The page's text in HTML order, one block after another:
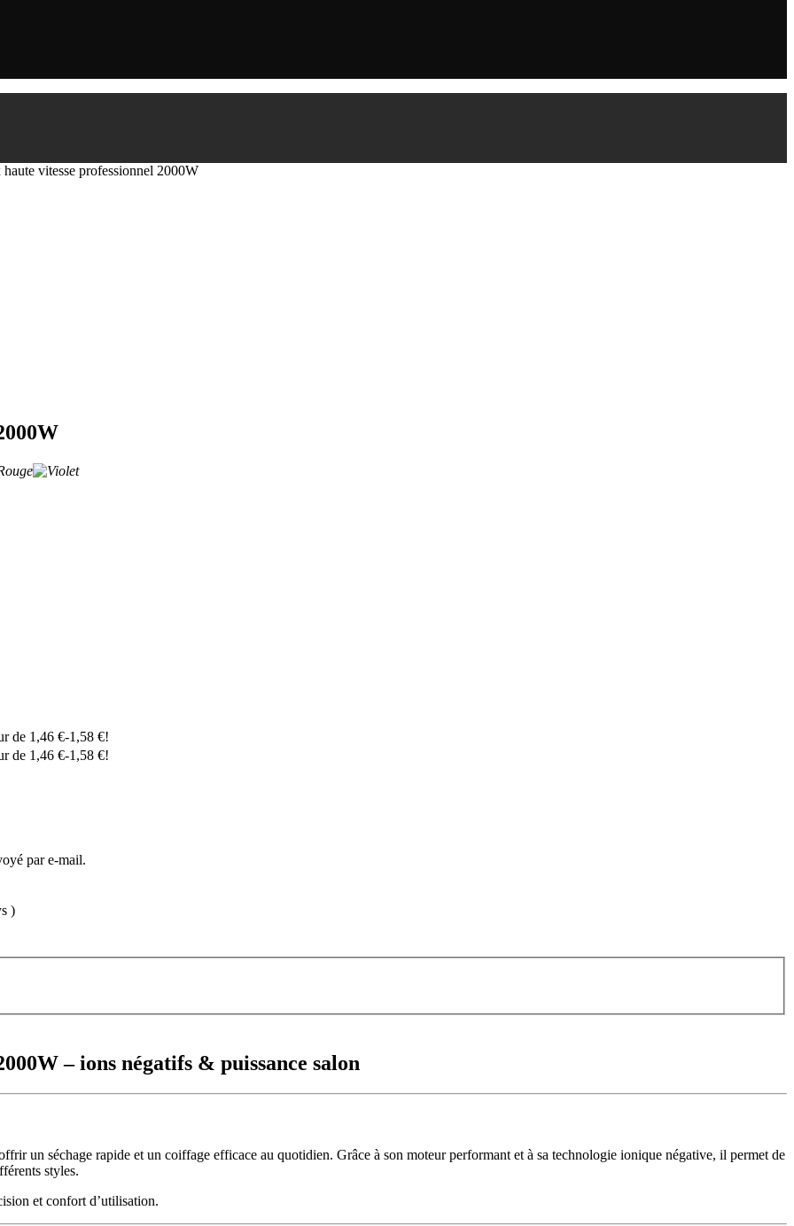
haute vitesse professionnel 2000W
de 1,46 €-1,58 €!
de 1,46 €-1,58 €!
par e-mail.
)
– ions négatifs & puissance salon
un séchage rapide et un coiffage efficace au quotidien. Grâce à son moteur performant et à sa technologie ionique négative, il permet de
styles.
et confort d’utilisation.